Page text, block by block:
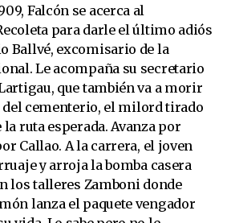
Falcón se acerca al
para darle el último adiós
Ballvé, excomisario de la
Le acompaña su secretario
que también va a morir
del cementerio, el milord tirado
ruta esperada. Avanza por
Callao. A la carrera, el joven
y arroja la bomba casera
los talleres Zamboni donde
lanza el paquete vengador